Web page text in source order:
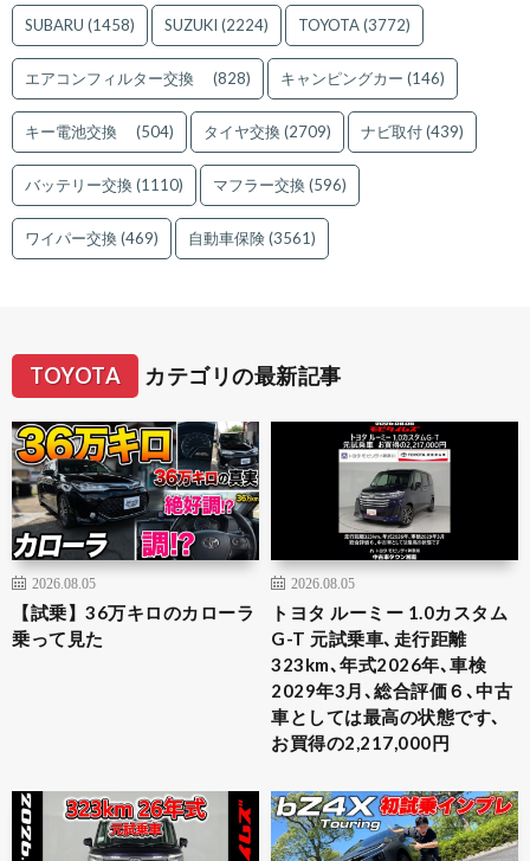
SUBARU (1458) SUZUKI (2224) TOYOTA(3772)
エアコンフィルター交換 (828) キャンピングカー (146)
キー電池交換 (504) タイヤ交換(2709) ナビ取付(439)
バッテリー交換(1110) マフラー交換(596)
ワイパー交換(469) 自動車保険(3561)
TOYOTA カテゴリの最新記事
2026.08.05
【試乗】36万キロのカローラ
乗って見た
2026.08.05
トヨタ ルーミー 1.0カスタム
G-T 元試乗車､走行距離
323km､年式2026年､車検
2029年3月､総合評価６､中古
車としては最高の状態です､
お買得の2,217,000円